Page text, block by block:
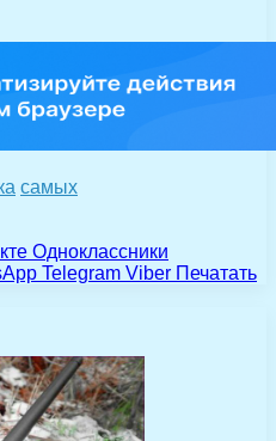
самых
Одноклассники
Telegram Viber Печатать